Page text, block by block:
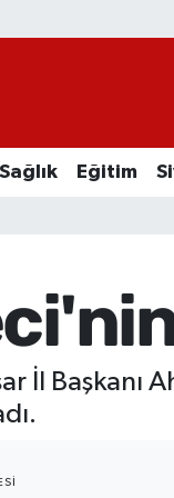
Sağlık Eğitim
İl Başkanı